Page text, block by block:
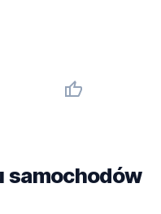
samochodów